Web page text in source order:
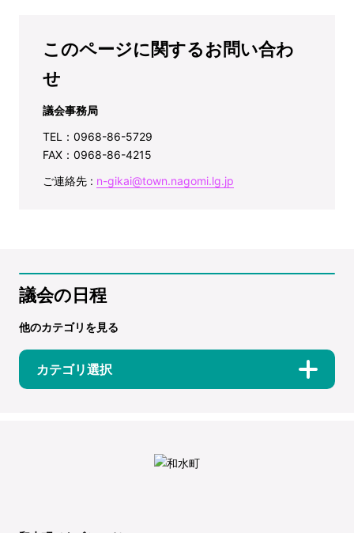
このページに関するお問い合わ
せ
議会事務局
TEL：0968-86-5729
FAX：0968-86-4215
ご連絡先 : n-gikai@town.nagomi.lg.jp
議会の日程
他のカテゴリを見る
カテゴリ選択